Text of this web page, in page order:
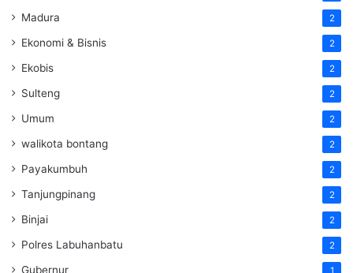
Madura 2
Ekonomi & Bisnis 2
Ekobis 2
Sulteng 2
Umum 2
walikota bontang 2
Payakumbuh 2
Tanjungpinang 2
Binjai 2
Polres Labuhanbatu 2
Gubernur 1